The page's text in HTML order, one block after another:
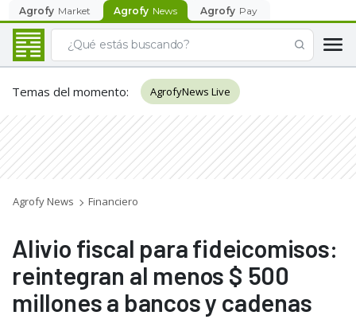
Agrofy Market Agrofy News Agrofy Pay
Temas del momento: AgrofyNews Live
Agrofy News Financiero
Alivio fiscal para fideicomisos:
reintegran al menos $ 500
millones a bancos y cadenas